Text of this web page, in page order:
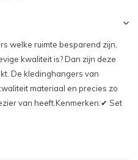
welke ruimte besparend zijn,
kwaliteit is? Dan zijn deze
De kledinghangers van
materiaal en precies zo
van heeft.Kenmerken:✔ Set